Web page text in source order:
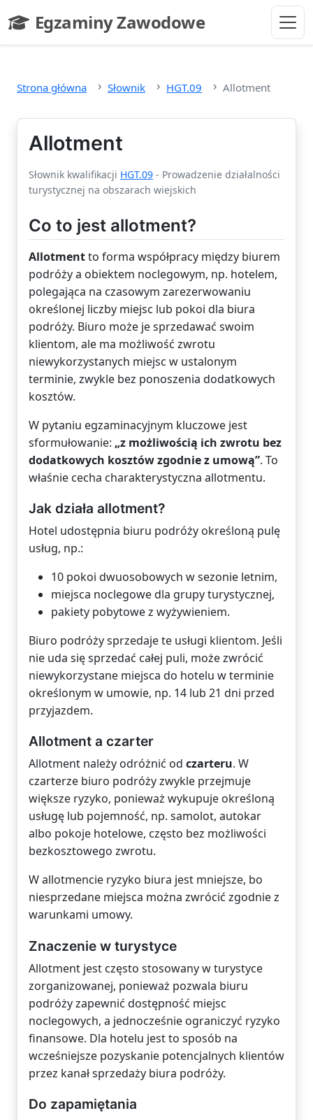
Egzaminy Zawodowe
- strona główna
Strona główna Słownik HGT.09 Allotment
Allotment
Słownik kwalifikacji HGT.09 - Prowadzenie działalności
turystycznej na obszarach wiejskich
Co to jest allotment?
Allotmentto forma współpracy między biurem
podróży a obiektem noclegowym, np. hotelem,
polegająca na czasowym zarezerwowaniu
określonej liczby miejsc lub pokoi dla biura
podróży. Biuro może je sprzedawać swoim
klientom, ale ma możliwość zwrotu
niewykorzystanych miejsc w ustalonym
terminie, zwykle bez ponoszenia dodatkowych
kosztów.
W pytaniu egzaminacyjnym kluczowe jest
sformułowanie: „z możliwością ich zwrotu bez
dodatkowych kosztów zgodnie z umową”. To
właśnie cecha charakterystyczna allotmentu.
Jak działa allotment?
Hotel udostępnia biuru podróży określoną pulę
usług, np.:
10 pokoi dwuosobowych w sezonie letnim,
miejsca noclegowe dla grupy turystycznej,
pakiety pobytowe z wyżywieniem.
Biuro podróży sprzedaje te usługi klientom. Jeśli
nie uda się sprzedać całej puli, może zwrócić
niewykorzystane miejsca do hotelu w terminie
określonym w umowie, np. 14 lub 21 dni przed
przyjazdem.
Allotment a czarter
Allotment należy odróżnić od czarteru. W
czarterze biuro podróży zwykle przejmuje
większe ryzyko, ponieważ wykupuje określoną
usługę lub pojemność, np. samolot, autokar
albo pokoje hotelowe, często bez możliwości
bezkosztowego zwrotu.
W allotmencie ryzyko biura jest mniejsze, bo
niesprzedane miejsca można zwrócić zgodnie z
warunkami umowy.
Znaczenie w turystyce
Allotment jest często stosowany w turystyce
zorganizowanej, ponieważ pozwala biuru
podróży zapewnić dostępność miejsc
noclegowych, a jednocześnie ograniczyć ryzyko
finansowe. Dla hotelu jest to sposób na
wcześniejsze pozyskanie potencjalnych klientów
przez kanał sprzedaży biura podróży.
Do zapamiętania